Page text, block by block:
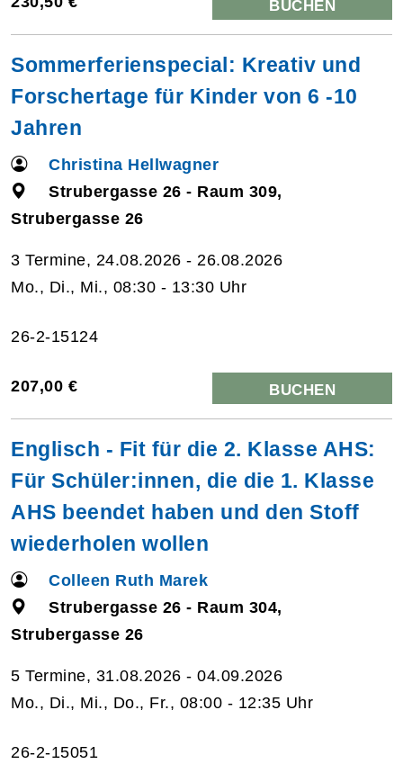
BUCHEN
Sommerferienspecial: Kreativ und
Forschertage für Kinder von 6 -10
Jahren
Christina Hellwagner
Strubergasse 26 - Raum 309,
Strubergasse 26
3 Termine, 24.08.2026 - 26.08.2026
Mo., Di., Mi., 08:30 - 13:30 Uhr
26-2-15124
207,00 € BUCHEN
Englisch - Fit für die 2. Klasse AHS:
Für Schüler:innen, die die 1. Klasse
AHS beendet haben und den Stoff
wiederholen wollen
Colleen Ruth Marek
Strubergasse 26 - Raum 304,
Strubergasse 26
5 Termine, 31.08.2026 - 04.09.2026
Mo., Di., Mi., Do., Fr., 08:00 - 12:35 Uhr
26-2-15051